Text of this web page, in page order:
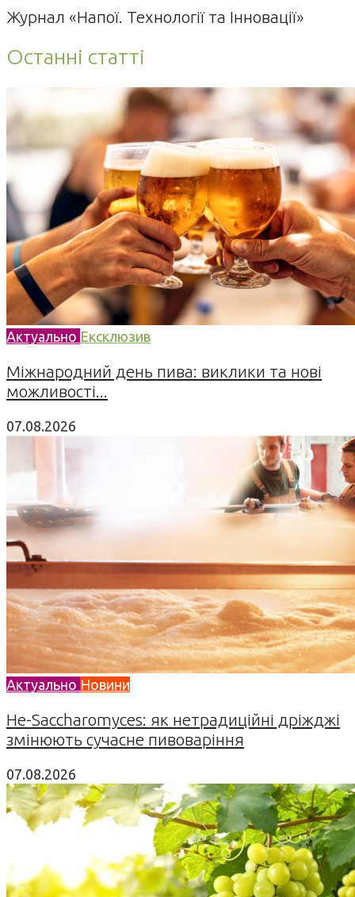
Журнал «Напої. Технології та Інновації»
Останні статті
Актуально Ексклюзив
Міжнародний день пива: виклики та нові
можливості...
07.08.2026
Актуально Новини
Не-Saccharomyces: як нетрадиційні дріжджі
змінюють сучасне пивоваріння
07.08.2026